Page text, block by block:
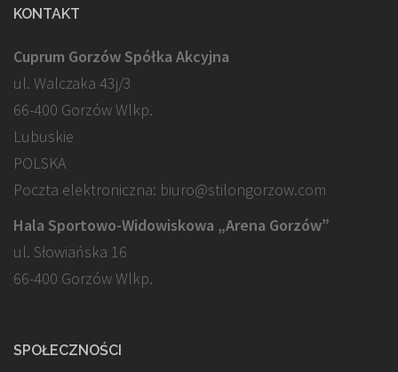
KONTAKT
Cuprum Gorzów Spółka Akcyjna
ul. Walczaka 43j/3
66-400 Gorzów Wlkp.
Lubuskie
POLSKA
Poczta elektroniczna: biuro@stilongorzow.com
Hala Sportowo-Widowiskowa „Arena Gorzów”
ul. Słowiańska 16
66-400 Gorzów Wlkp.
SPOŁECZNOŚCI